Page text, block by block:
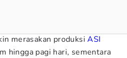
merasakan produksiASI
hingga pagi hari, sementara